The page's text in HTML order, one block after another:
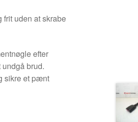
uden at skrabe
efter
brud.
sikre et pænt